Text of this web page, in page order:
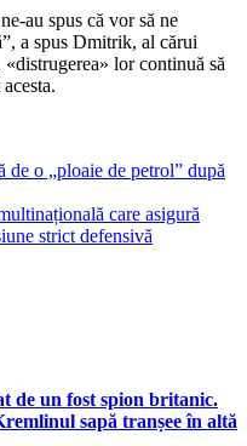
au spus că vor să ne
a spus Dmitrik, al cărui
lor continuă să
de o „ploaie de petrol” după
care asigură
strict defensivă
de un fost spion britanic.
sapă tranșee în altă